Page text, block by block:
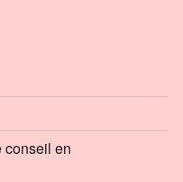
conseil en